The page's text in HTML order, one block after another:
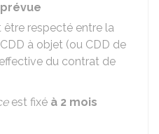
être respecté entre la
à objet (ou CDD de
du contrat de
est fixé à 2 mois